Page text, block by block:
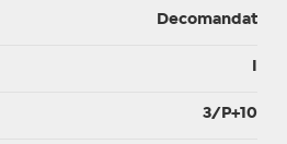
Decomandat
3/P+10